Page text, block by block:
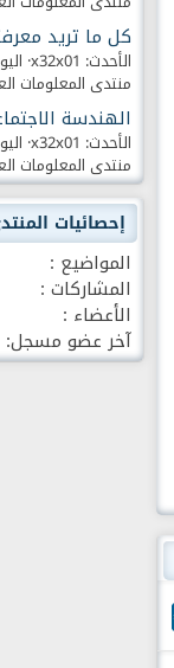
الأحدث: x32x01
منتدى المعلومات
الأحدث: x32x01
منتدى المعلومات
إحصائيات
المواضيع
المشاركات
الأعضاء
آخر عضو مسجل